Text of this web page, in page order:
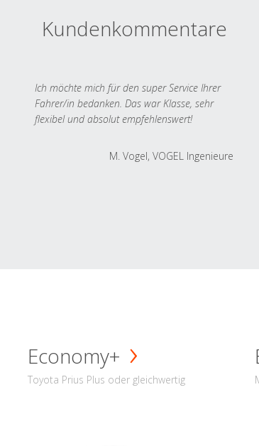
Kundenkommentare
Ich möchte mich für den super Service Ihrer
Fahrer/in bedanken. Das war Klasse, sehr
flexibel und absolut empfehlenswert!
M. Vogel, VOGEL Ingenieure
Economy+
Toyota Prius Plus oder gleichwertig